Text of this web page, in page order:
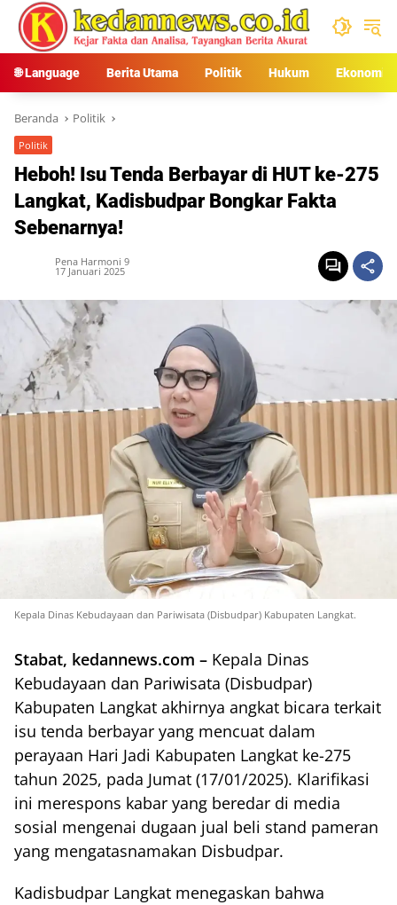
Langsung
konten
🌐 Language Berita Utama Politik Hukum Ekonomi
Beranda Politik
Politik
Heboh! Isu Tenda Berbayar di HUT ke-275
Langkat, Kadisbudpar Bongkar Fakta
Sebenarnya!
Pena Harmoni 9
17 Januari 2025
Kepala Dinas Kebudayaan dan Pariwisata (Disbudpar) Kabupaten Langkat.
Stabat, kedannews.com – Kepala Dinas
Kebudayaan dan Pariwisata (Disbudpar)
Kabupaten Langkat akhirnya angkat bicara terkait
isu tenda berbayar yang mencuat dalam
perayaan Hari Jadi Kabupaten Langkat ke-275
tahun 2025, pada Jumat (17/01/2025). Klarifikasi
ini merespons kabar yang beredar di media
sosial mengenai dugaan jual beli stand pameran
yang mengatasnamakan Disbudpar.
Kadisbudpar Langkat menegaskan bahwa